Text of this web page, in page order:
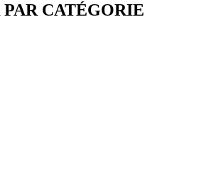
CATÉGORIE